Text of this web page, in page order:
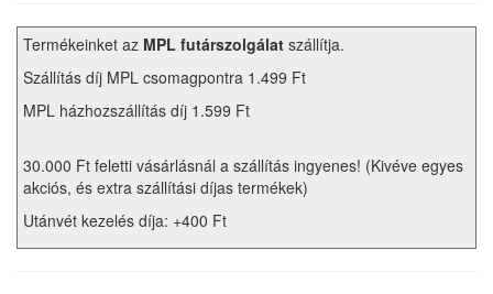
Termékeinket az MPL futárszolgálat szállítja.
Szállítás díj MPL csomagpontra 1.499 Ft
MPL házhozszállítás díj 1.599 Ft
30.000 Ft feletti vásárlásnál a szállítás ingyenes! (Kivéve egyes
akciós, és extra szállítási díjas termékek)
Utánvét kezelés díja: +400 Ft